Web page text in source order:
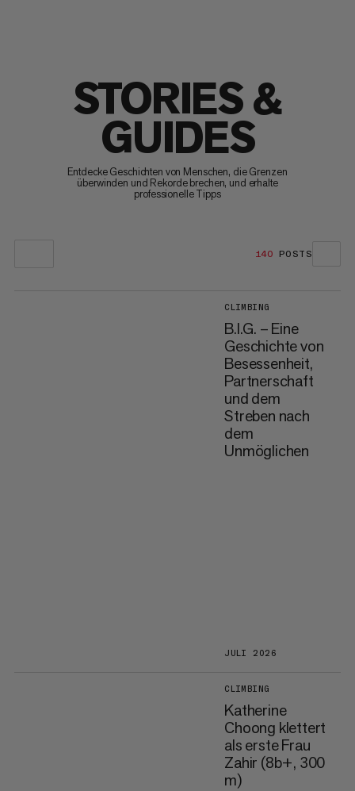
STORIES &
GUIDES
Entdecke Geschichten von Menschen, die Grenzen
überwinden und Rekorde brechen, und erhalte
professionelle Tipps
140 POSTS
CLIMBING
B.I.G. – Eine
Geschichte von
Besessenheit,
Partnerschaft
und dem
Streben nach
dem
Unmöglichen
JULI 2026
CLIMBING
Katherine
Choong klettert
als erste Frau
Zahir (8b+, 300
m)